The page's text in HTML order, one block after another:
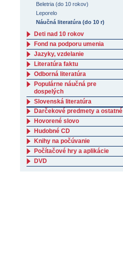
Beletria (do 10 rokov)
Leporelo
Náučná literatúra (do 10 r)
Deti nad 10 rokov
Fond na podporu umenia
Jazyky, vzdelanie
Literatúra faktu
Odborná literatúra
Populárne náučná pre
dospelých
Slovenská literatúra
Darčekové predmety a ostatné
Hovorené slovo
Hudobné CD
Knihy na počúvanie
Počítačové hry a aplikácie
DVD